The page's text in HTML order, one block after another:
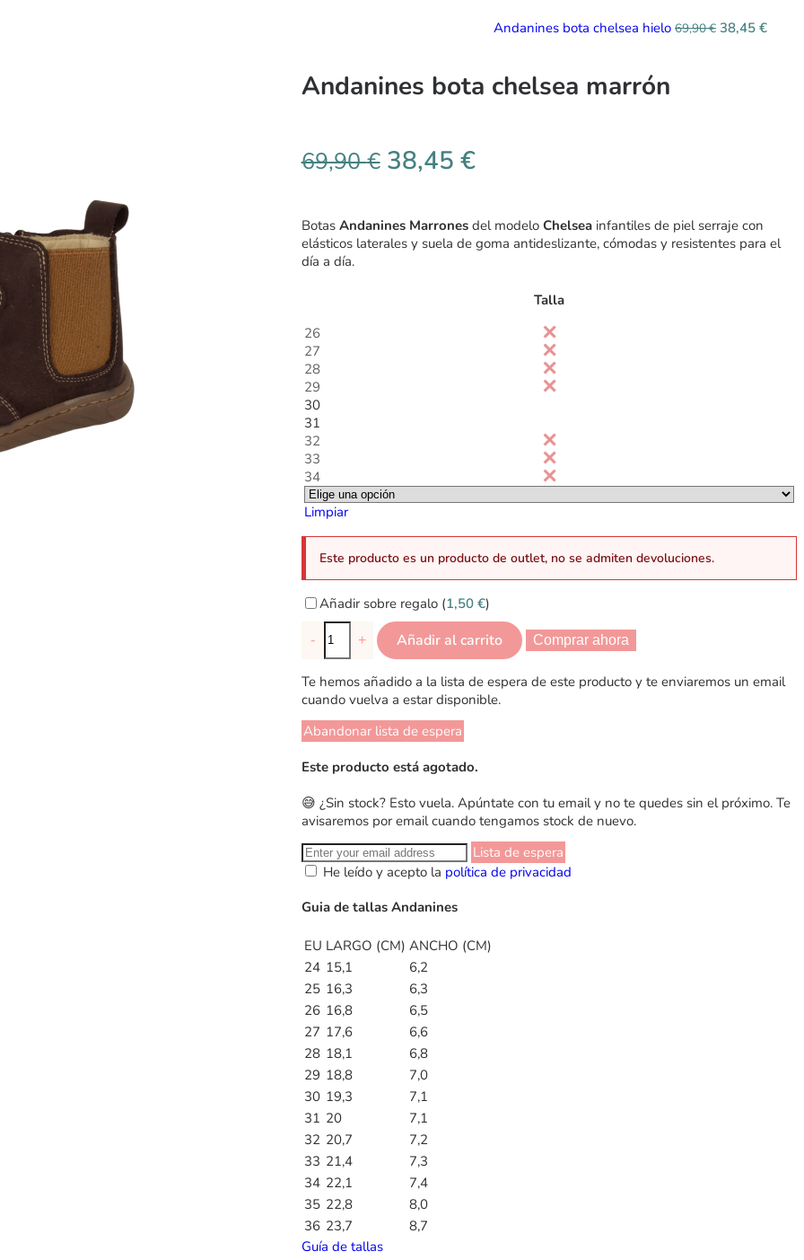
Andanines bota chelsea hielo 69,90€ 38,45 €
Andanines bota chelsea marrón
69,90€ 38,45 €
Botas Andanines Marrones del modeloChelsea infantiles de piel serraje con
elásticos laterales y suela de goma antideslizante, cómodas y resistentes para el
día a día.
Talla
26
27
28
29
30
31
32
33
34
Limpiar
Este producto es un producto de outlet, no se admiten devoluciones.
Añadir sobre regalo (1,50 €)
- + Añadir al carrito Comprar ahora
Te hemos añadido a la lista de espera de este producto y te enviaremos un email
cuando vuelva a estar disponible.
Abandonar lista de espera
Este producto está agotado.
😅 ¿Sin stock? Esto vuela. Apúntate con tu email y no te quedes sin el próximo. Te
avisaremos por email cuando tengamos stock de nuevo.
Lista de espera
He leído y acepto la política de privacidad
Guia de tallas Andanines
EU LARGO (CM) ANCHO (CM)
24 15,1
6,2
25 16,3
6,3
26 16,8
6,5
27 17,6
6,6
28 18,1
6,8
29 18,8
7,0
30 19,3
7,1
31 20
7,1
32 20,7
7,2
33 21,4
7,3
34 22,1
7,4
35 22,8
8,0
36 23,7
8,7
Guía de tallas